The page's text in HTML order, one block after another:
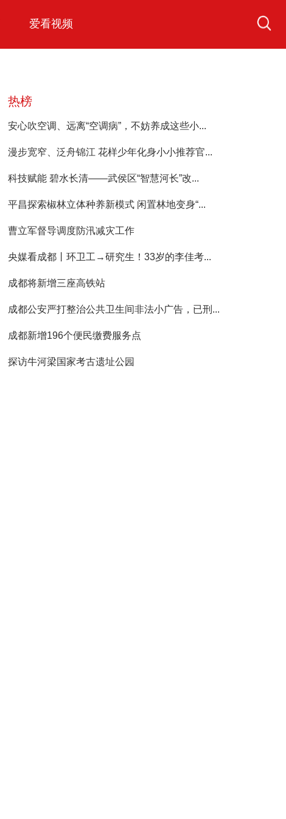
爱看视频
热榜
安心吹空调、远离“空调病”，不妨养成这些小...
漫步宽窄、泛舟锦江 花样少年化身小小推荐官...
科技赋能 碧水长清——武侯区“智慧河长”改...
平昌探索椒林立体种养新模式 闲置林地变身“...
曹立军督导调度防汛减灾工作
央媒看成都丨环卫工→研究生！33岁的李佳考...
成都将新增三座高铁站
成都公安严打整治公共卫生间非法小广告，已刑...
成都新增196个便民缴费服务点
探访牛河梁国家考古遗址公园